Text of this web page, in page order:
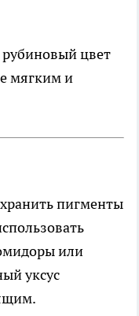
цвет
мягким и
пигменты
или
уксус